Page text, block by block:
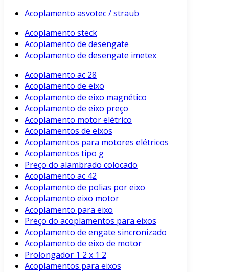
Acoplamento asvotec / straub
Acoplamento steck
Acoplamento de desengate
Acoplamento de desengate imetex
Acoplamento ac 28
Acoplamento de eixo
Acoplamento de eixo magnético
Acoplamento de eixo preço
Acoplamento motor elétrico
Acoplamentos de eixos
Acoplamentos para motores elétricos
Acoplamentos tipo g
Preço do alambrado colocado
Acoplamento ac 42
Acoplamento de polias por eixo
Acoplamento eixo motor
Acoplamento para eixo
Preço do acoplamentos para eixos
Acoplamento de engate sincronizado
Acoplamento de eixo de motor
Prolongador 1 2 x 1 2
Acoplamentos para eixos